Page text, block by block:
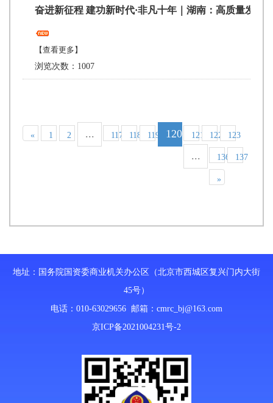
奋进新征程 建功新时代·非凡十年｜湖南：高质量发展
【查看更多】
浏览次数：1007
« 1 2 ... 117 118 119 120 121 122 123
... 136 137
»
地址：国务院国资委商业机关办公区（北京市西城区复兴门内大街
45号）
电话：010-63029656 邮箱： cmrc_bj@163.com
京ICP备2021004231号-2